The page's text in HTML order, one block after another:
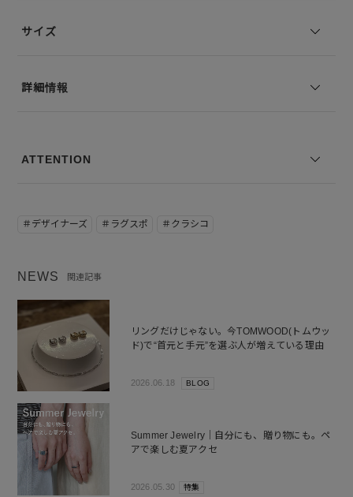
※サイズ表記は弊社規定によるものを表示しております。
サイズ
詳細情報
ATTENTION
＃デザイナーズ ＃ラグスポ ＃クラシコ
NEWS 関連記事
リングだけじゃない。今TOMWOOD(トムウッ
ド)で“首元と手元”を選ぶ人が増えている理由
2026.06.18 BLOG
Summer Jewelry｜自分にも、贈り物にも。ペ
アで楽しむ夏アクセ
2026.05.30 特集